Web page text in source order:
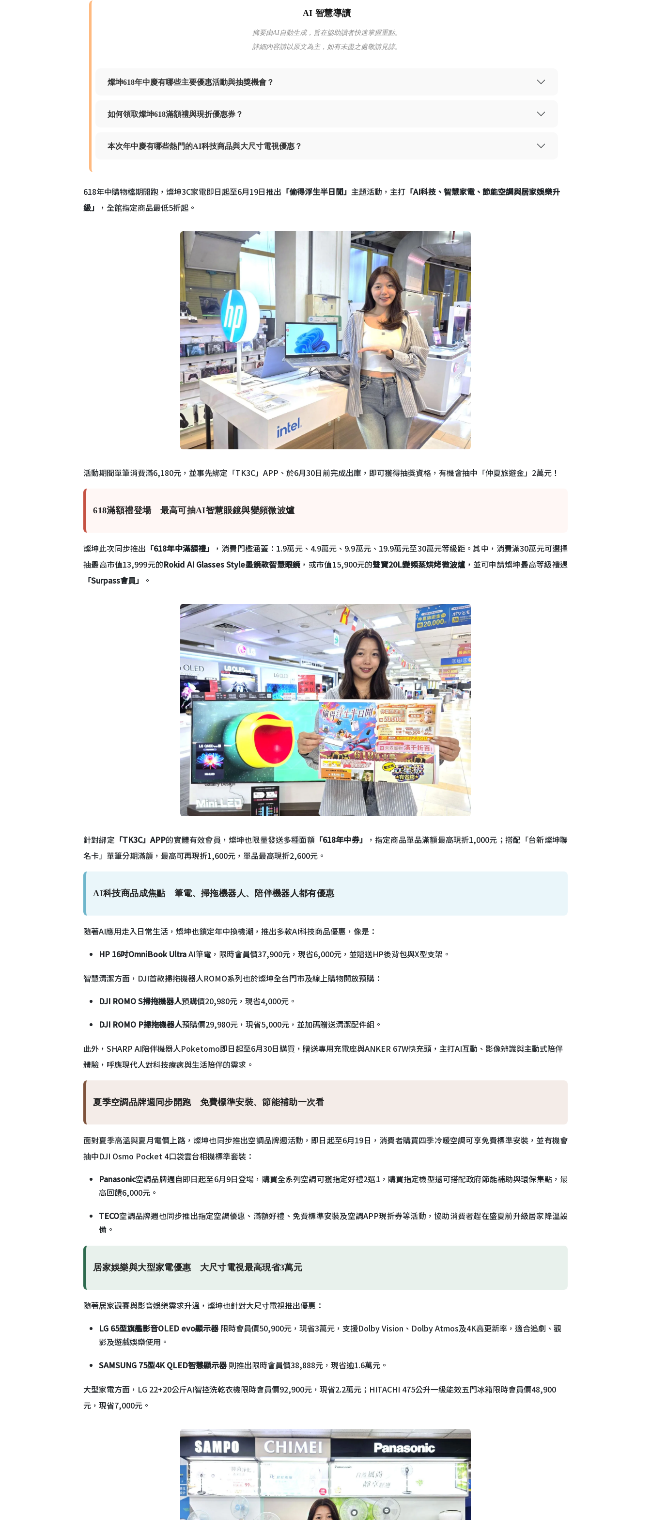
AI 智慧導讀
摘要由AI自動生成，旨在協助讀者快速掌握重點。
詳細內容請以原文為主，如有未盡之處敬請見諒。
燦坤618年中慶有哪些主要優惠活動與抽獎機會？
如何領取燦坤618滿額禮與現折優惠券？
本次年中慶有哪些熱門的AI科技商品與大尺寸電視優惠？
618年中購物檔期開跑，燦坤3C家電即日起至6月19日推出 「偷得浮生半日閒」 主題活動，主打 「AI科技、智慧家電、節能空調與居家娛樂升
級」
，全館指定商品最低5折起。
活動期間單筆消費滿6,180元，並事先綁定「TK3C」APP、於6月30日前完成出庫，即可獲得抽獎資格，有機會抽中「仲夏旅遊金」2萬元！
618滿額禮登場 最高可抽AI智慧眼鏡與變頻微波爐
燦坤此次同步推出 「618年中滿額禮」
，消費門檻涵蓋：1.9萬元、4.9萬元、9.9萬元、19.9萬元至30萬元等級距。其中，消費滿30萬元可選擇
抽最高市值13,999元的Rokid AI Glasses Style墨鏡款智慧眼鏡 ，或市值15,900元的聲寶20L變頻蒸烘烤微波爐 ，並可申請燦坤最高等級禮遇
「Surpass會員」
。
針對綁定 「TK3C」APP的實體有效會員，燦坤也限量發送多種面額 「618年中券」
，指定商品單品滿額最高現折1,000元；搭配「台新燦坤聯
名卡」單筆分期滿額，最高可再現折1,600元，單品最高現折2,600元。
AI科技商品成焦點 筆電、掃拖機器人、陪伴機器人都有優惠
隨著AI應用走入日常生活，燦坤也鎖定年中換機潮，推出多款AI科技商品優惠，像是：
HP 16吋OmniBook UltraAI筆電，限時會員價37,900元，現省6,000元，並贈送HP後背包與X型支架。
智慧清潔方面，DJI首款掃拖機器人ROMO系列也於燦坤全台門市及線上購物開放預購：
DJI ROMO S掃拖機器人預購價20,980元，現省4,000元。
DJI ROMO P掃拖機器人預購價29,980元，現省5,000元，並加碼贈送清潔配件組。
此外，SHARP AI陪伴機器人Poketomo即日起至6月30日購買，贈送專用充電座與ANKER 67W快充頭，主打AI互動、影像辨識與主動式陪伴
體驗，呼應現代人對科技療癒與生活陪伴的需求。
夏季空調品牌週同步開跑 免費標準安裝、節能補助一次看
面對夏季高溫與夏月電價上路，燦坤也同步推出空調品牌週活動，即日起至6月19日，消費者購買四季冷暖空調可享免費標準安裝，並有機會
抽中DJI Osmo Pocket 4口袋雲台相機標準套裝：
Panasonic空調品牌週自即日起至6月9日登場，購買全系列空調可獲指定好禮2選1，購買指定機型還可搭配政府節能補助與環保集點，最
高回饋6,000元。
TECO空調品牌週也同步推出指定空調優惠、滿額好禮、免費標準安裝及空調APP現折券等活動，協助消費者趕在盛夏前升級居家降溫設
備。
居家娛樂與大型家電優惠 大尺寸電視最高現省3萬元
隨著居家觀賽與影音娛樂需求升溫，燦坤也針對大尺寸電視推出優惠：
LG 65型旗艦影音OLED evo顯示器 限時會員價50,900元，現省3萬元，支援Dolby Vision、Dolby Atmos及4K高更新率，適合追劇、觀
影及遊戲娛樂使用。
SAMSUNG 75型4K QLED智慧顯示器 則推出限時會員價38,888元，現省逾1.6萬元。
大型家電方面，LG 22+20公斤AI智控洗乾衣機限時會員價92,900元，現省2.2萬元；HITACHI 475公升一級能效五門冰箱限時會員價48,900
元，現省7,000元。